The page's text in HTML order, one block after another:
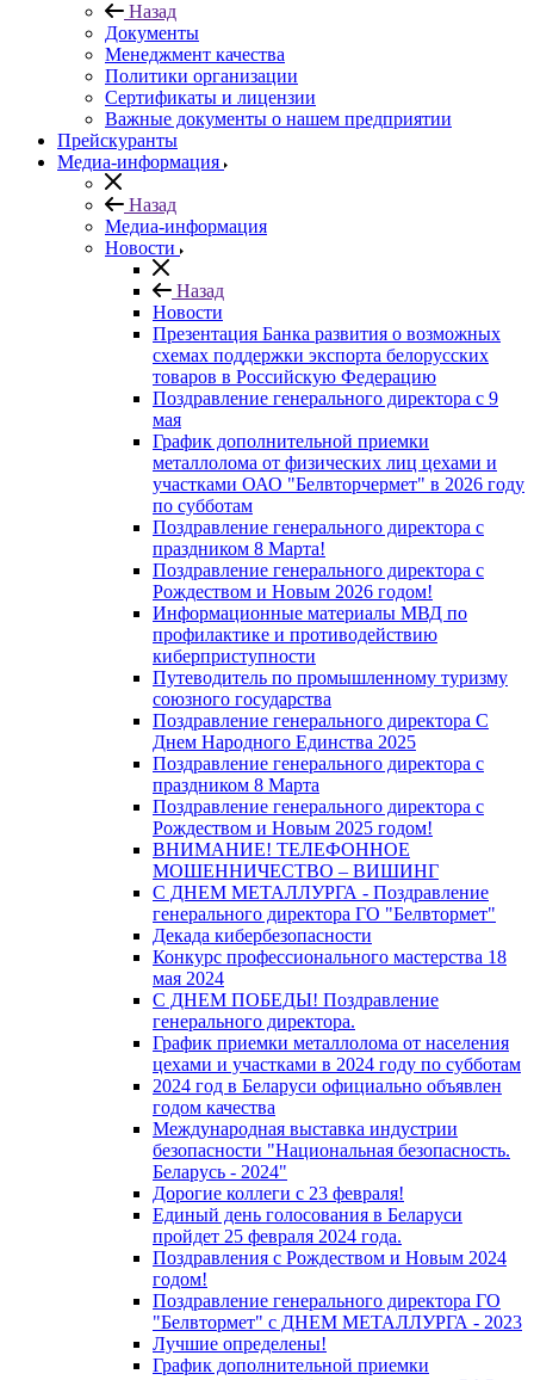
Назад
Документы
Менеджмент качества
Политики организации
Сертификаты и лицензии
Важные документы о нашем предприятии
Прейскуранты
Медиа-информация
Назад
Медиа-информация
Новости
Назад
Новости
Презентация Банка развития о возможных
схемах поддержки экспорта белорусских
товаров в Российскую Федерацию
Поздравление генерального директора с 9
мая
График дополнительной приемки
металлолома от физических лиц цехами и
участками ОАО "Белвторчермет" в 2026 году
по субботам
Поздравление генерального директора с
праздником 8 Марта!
Поздравление генерального директора с
Рождеством и Новым 2026 годом!
Информационные материалы МВД по
профилактике и противодействию
киберприступности
Путеводитель по промышленному туризму
союзного государства
Поздравление генерального директора С
Днем Народного Единства 2025
Поздравление генерального директора с
праздником 8 Марта
Поздравление генерального директора с
Рождеством и Новым 2025 годом!
ВНИМАНИЕ! ТЕЛЕФОННОЕ
МОШЕННИЧЕСТВО – ВИШИНГ
С ДНЕМ МЕТАЛЛУРГА - Поздравление
генерального директора ГО "Белвтормет"
Декада кибербезопасности
Конкурс профессионального мастерства 18
мая 2024
С ДНЕМ ПОБЕДЫ! Поздравление
генерального директора.
График приемки металлолома от населения
цехами и участками в 2024 году по субботам
2024 год в Беларуси официально объявлен
годом качества
Международная выставка индустрии
безопасности "Национальная безопасность.
Беларусь - 2024"
Дорогие коллеги с 23 февраля!
Единый день голосования в Беларуси
пройдет 25 февраля 2024 года.
Поздравления с Рождеством и Новым 2024
годом!
Поздравление генерального директора ГО
"Белвтормет" с ДНЕМ МЕТАЛЛУРГА - 2023
Лучшие определены!
График дополнительной приемки